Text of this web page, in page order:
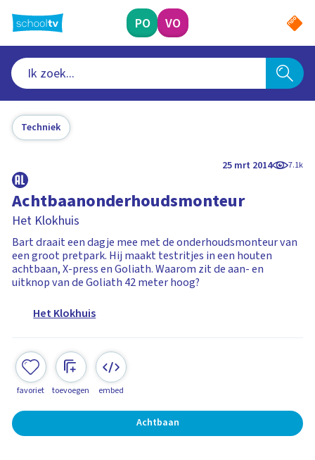
naar
hoofdinhoud
PO VO
Techniek
25 mrt 2014 7.1k
Achtbaanonderhoudsmonteur
Het Klokhuis
Bart draait een dagje mee met de onderhoudsmonteur van
een groot pretpark. Hij maakt testritjes in een houten
achtbaan, X-press en Goliath. Waarom zit de aan- en
uitknop van de Goliath 42 meter hoog?
Het Klokhuis
favoriet toevoegen embed
Achtbaan